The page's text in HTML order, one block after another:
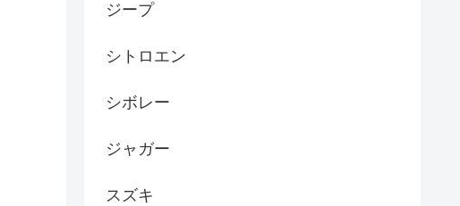
ジープ
シトロエン
シボレー
ジャガー
スズキ